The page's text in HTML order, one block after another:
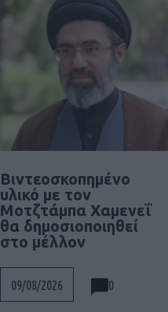
Βιντεοσκοπημένο
υλικό με τον
Μοτζτάμπα Χαμενεΐ
θα δημοσιοποιηθεί
στο μέλλον
09/08/2026 0